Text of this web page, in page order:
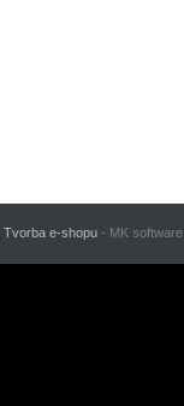
Tvorba e-shopu - MK